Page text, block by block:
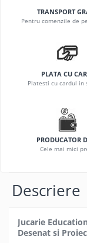
TRANSPORT
Pentru comenzile de
PLATA CU
Platesti cu cardul in
PRODUCATOR
Cele mai mici
Descriere
Jucarie
Desenat si